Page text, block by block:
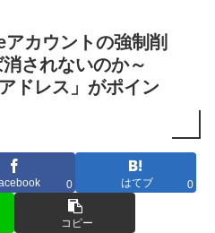
カウントの強制削
されないのか～
ドレス」がポイン
0 はてブ 0
コピー